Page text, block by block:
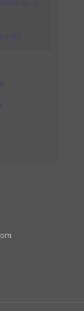
ou à
vélo